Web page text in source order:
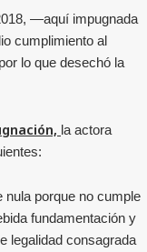
—aquí impugnada
cumplimiento al
lo que desechó la
la actora
nula porque no cumple
fundamentación y
legalidad consagrada